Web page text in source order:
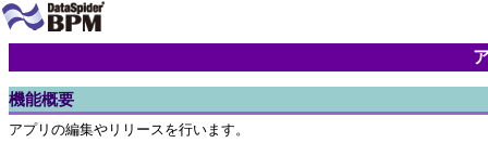
機能概要
アプリの編集やリリースを行います。